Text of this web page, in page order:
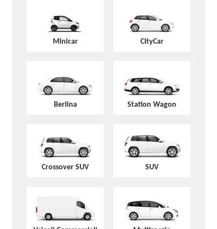
Minicar CityCar
Berlina Station Wagon
Crossover SUV SUV